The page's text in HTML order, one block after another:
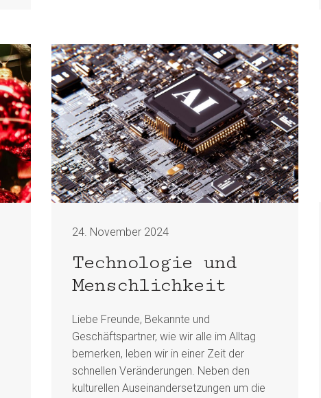
24. November 2024
Technologie und
Menschlichkeit
Liebe Freunde, Bekannte und
Geschäftspartner, wie wir alle im Alltag
bemerken, leben wir in einer Zeit der
schnellen Veränderungen. Neben den
kulturellen Auseinandersetzungen um die